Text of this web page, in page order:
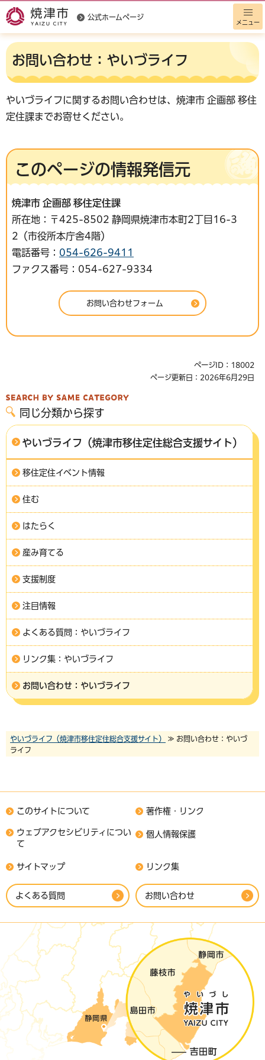
公式ホームページ
メニュー
お問い合わせ：やいづライフ
やいづライフに関するお問い合わせは、焼津市 企画部 移住
定住課までお寄せください。
このページの情報発信元
焼津市 企画部 移住定住課
所在地：〒425-8502 静岡県焼津市本町2丁目16-3
2（市役所本庁舎4階）
電話番号： 054-626-9411
ファクス番号：054-627-9334
ページID：18002
ページ更新日：2026年6月29日
同じ分類から探す
やいづライフ（焼津市移住定住総合支援サイト）
移住定住イベント情報
住む
はたらく
産み育てる
支援制度
注目情報
よくある質問：やいづライフ
リンク集：やいづライフ
お問い合わせ：やいづライフ
やいづライフ（焼津市移住定住総合支援サイト）
≫ お問い合わせ：やいづ
ライフ
このサイトについて 著作権・リンク
ウェブアクセシビリティについ
て
個人情報保護
サイトマップ リンク集
よくある質問 お問い合わせ